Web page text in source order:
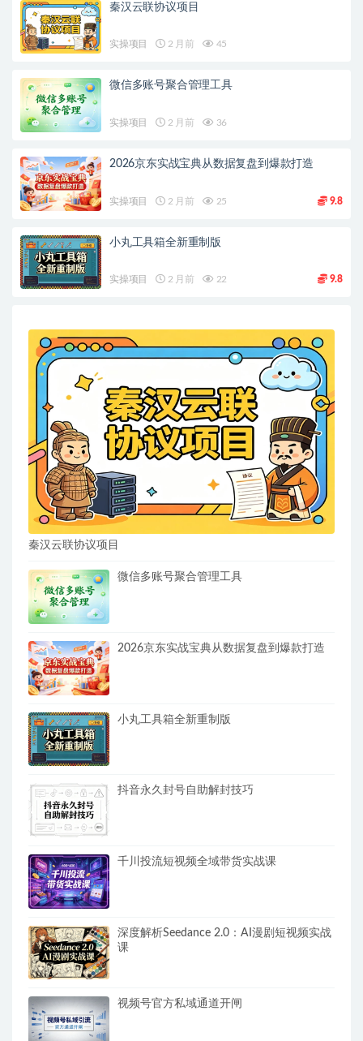
秦汉云联协议项目
实操项目 2 月前 45
微信多账号聚合管理工具
实操项目 2 月前 36
2026京东实战宝典从数据复盘到爆款打造
实操项目 2 月前 25 9.8
小丸工具箱全新重制版
实操项目 2 月前 22 9.8
秦汉云联协议项目
微信多账号聚合管理工具
2026京东实战宝典从数据复盘到爆款打造
小丸工具箱全新重制版
抖音永久封号自助解封技巧
千川投流短视频全域带货实战课
深度解析Seedance 2.0：AI漫剧短视频实战
课
视频号官方私域通道开闸